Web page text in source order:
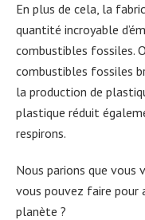
En plus de cela, la
quantité incroyable
combustibles fossiles.
combustibles fossiles
la production de
plastique réduit
respirons.
Nous parions que vous
vous pouvez faire pour
planète ?